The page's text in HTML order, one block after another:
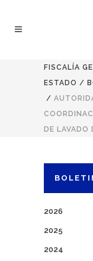
FISCALÍA
ESTADO /
/
DE LAVADO
2026
2025
2024